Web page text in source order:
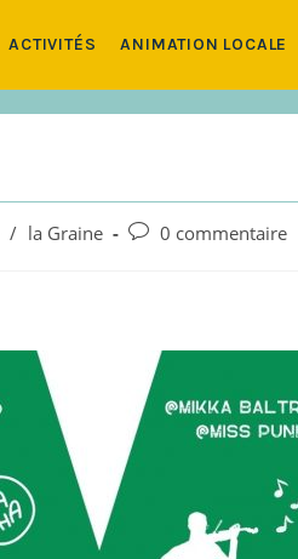
ACTIVITÉS ANIMATION LOCALE
/ la Graine
Commentaires
0 commentaire